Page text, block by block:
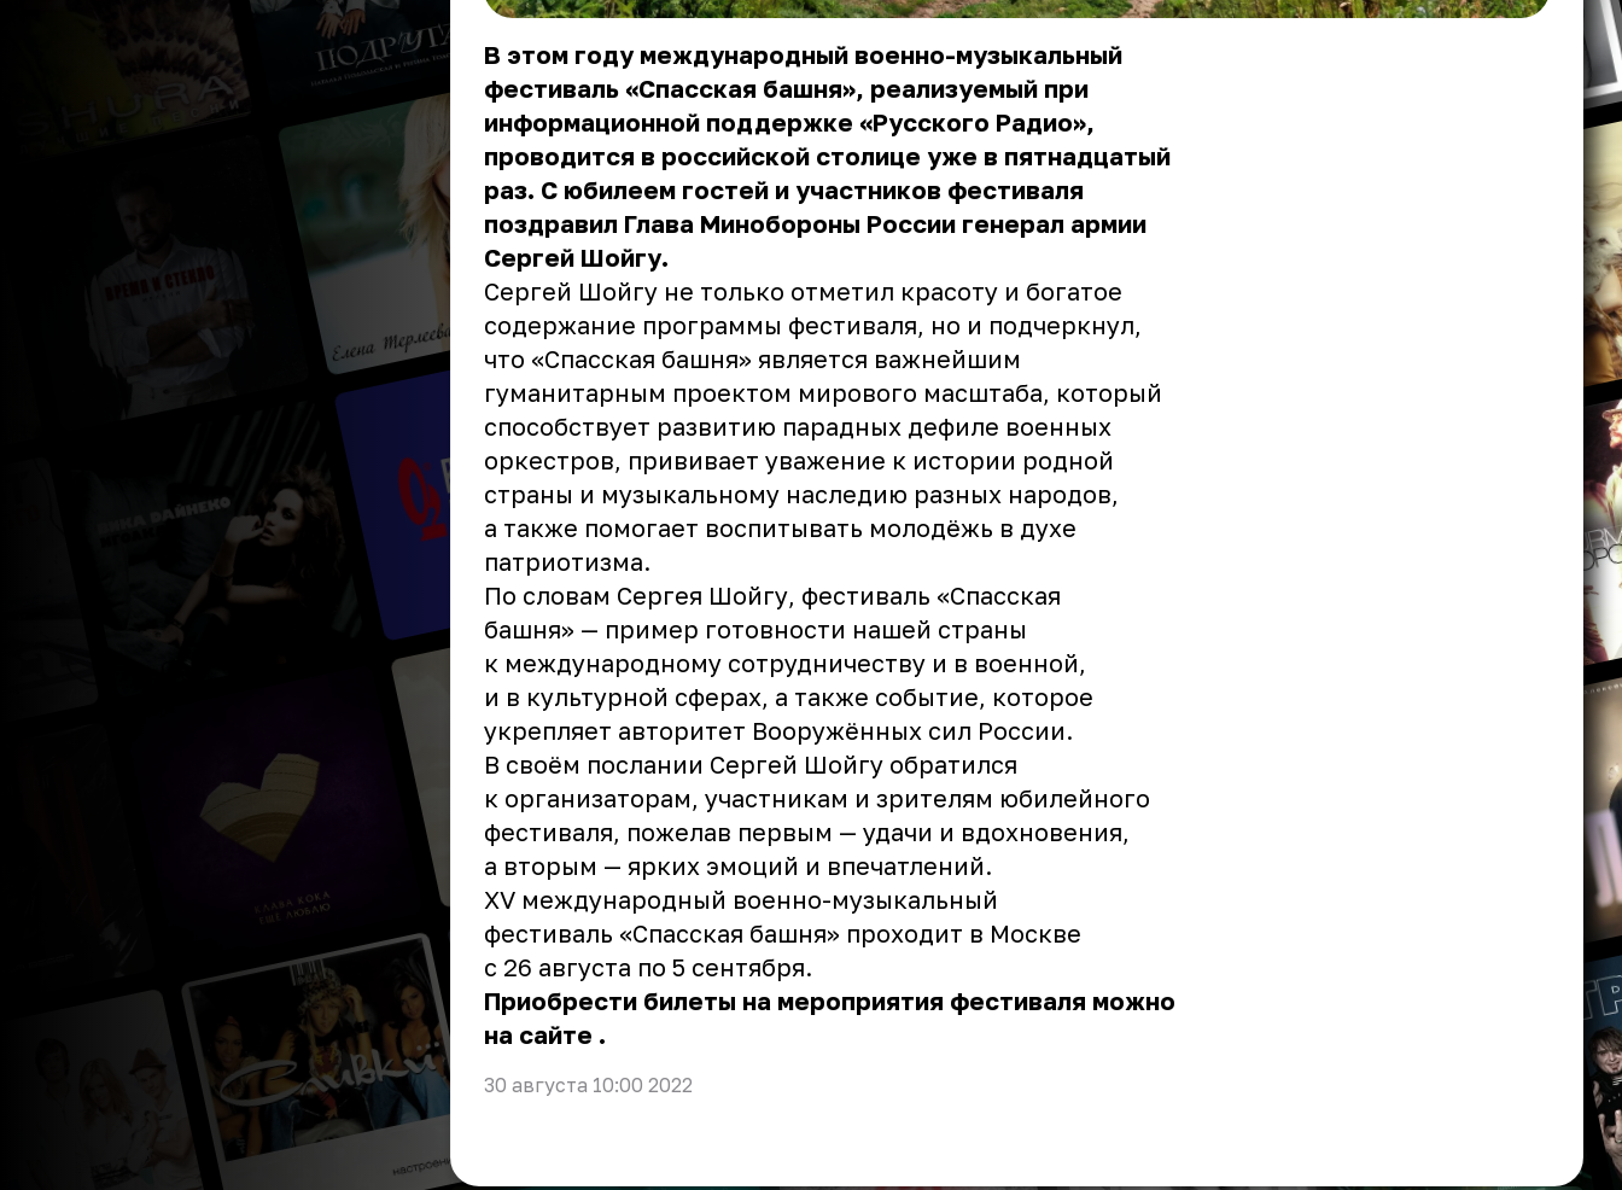
В этом году международный военно-музыкальный
фестиваль «Спасская башня», реализуемый при
информационной поддержке «Русского Радио»,
проводится в российской столице уже в пятнадцатый
раз. С юбилеем гостей и участников фестиваля
поздравил Глава Минобороны России генерал армии
Сергей Шойгу.
Сергей Шойгу не только отметил красоту и богатое
содержание программы фестиваля, но и подчеркнул,
что «Спасская башня» является важнейшим
гуманитарным проектом мирового масштаба, который
способствует развитию парадных дефиле военных
оркестров, прививает уважение к истории родной
страны и музыкальному наследию разных народов,
а также помогает воспитывать молодёжь в духе
патриотизма.
По словам Сергея Шойгу, фестиваль «Спасская
башня» — пример готовности нашей страны
к международному сотрудничеству и в военной,
и в культурной сферах, а также событие, которое
укрепляет авторитет Вооружённых сил России.
В своём послании Сергей Шойгу обратился
к организаторам, участникам и зрителям юбилейного
фестиваля, пожелав первым — удачи и вдохновения,
а вторым — ярких эмоций и впечатлений.
XV международный военно-музыкальный
фестиваль «Спасская башня» проходит в Москве
с 26 августа по 5 сентября.
Приобрести билеты на мероприятия фестиваля можно
на сайте .
30 августа 10:00 2022